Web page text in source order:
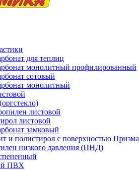
для теплиц
монолитный профилированный
сотовый
монолитный
листовой
листовой
замковый
и полистирол с поверхностью Призма
низкого давления (ПНД)
ПВХ